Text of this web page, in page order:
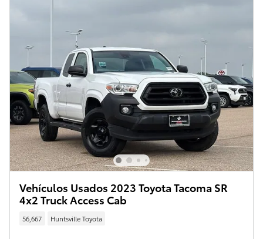
Vehículos Usados 2023 Toyota Tacoma SR
4x2 Truck Access Cab
56,667 Huntsville Toyota